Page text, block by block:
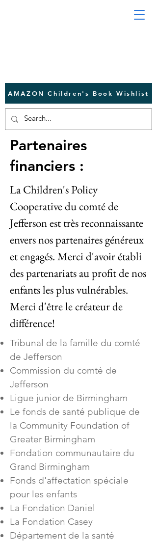
AMAZON Children's Book Wishlist
Partenaires
financiers :
La Children's Policy
Cooperative du comté de
Jefferson est très reconnaissante
envers nos partenaires généreux
et engagés. Merci d'avoir établi
des partenariats au profit de nos
enfants les plus vulnérables.
Merci d'être le créateur de
différence!
Tribunal de la famille du comté
de Jefferson
Commission du comté de
Jefferson
Ligue junior de Birmingham
Le fonds de santé publique de
la Community Foundation of
Greater Birmingham
Fondation communautaire du
Grand Birmingham
Fonds d'affectation spéciale
pour les enfants
La Fondation Daniel
La Fondation Casey
Département de la santé